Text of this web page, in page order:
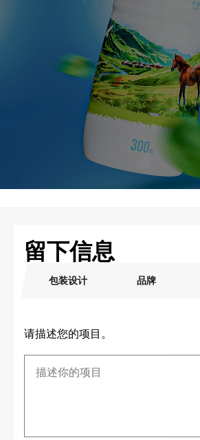
留下信息
包装设计 品牌
请描述您的项目。